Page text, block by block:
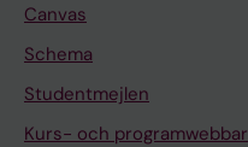
Canvas
Schema
Studentmejlen
Kurs- och programwebbar